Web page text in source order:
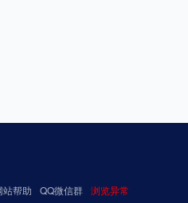
站帮助 QQ微信群 浏览异常